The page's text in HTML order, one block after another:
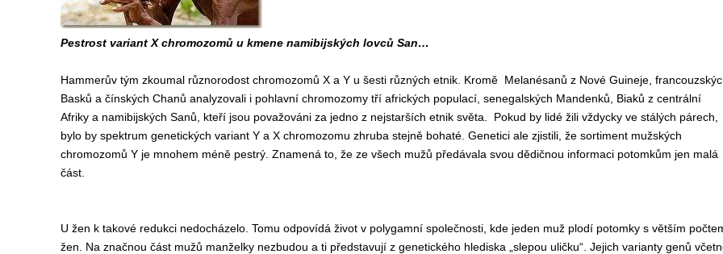
Pestrost variant X chromozomů u kmene namibijských lovců San…
Hammerův tým zkoumal různorodost chromozomů X a Y u šesti různých etnik. Kromě Melanésanů z Nové Guineje,
Basků a čínských Chanů analyzovali i pohlavní chromozomy tří afrických populací, senegalských Mandenků, Biaků z centrální
Afriky a namibijských Sanů, kteří jsou považováni za jedno z nejstarších etnik světa. Pokud by lidé žili vždycky ve stálých párech,
bylo by spektrum genetických variant Y a X chromozomu zhruba stejně bohaté. Genetici ale zjistili, že sortiment mužských
chromozomů Y je mnohem méně pestrý. Znamená to, že ze všech mužů předávala svou dědičnou informaci potomkům jen malá
část.
U žen k takové redukci nedocházelo. Tomu odpovídá život v polygamní společnosti, kde jeden muž plodí potomky s větším
žen. Na značnou část mužů manželky nezbudou a ti představují z genetického hlediska „slepou uličku“. Jejich varianty genů